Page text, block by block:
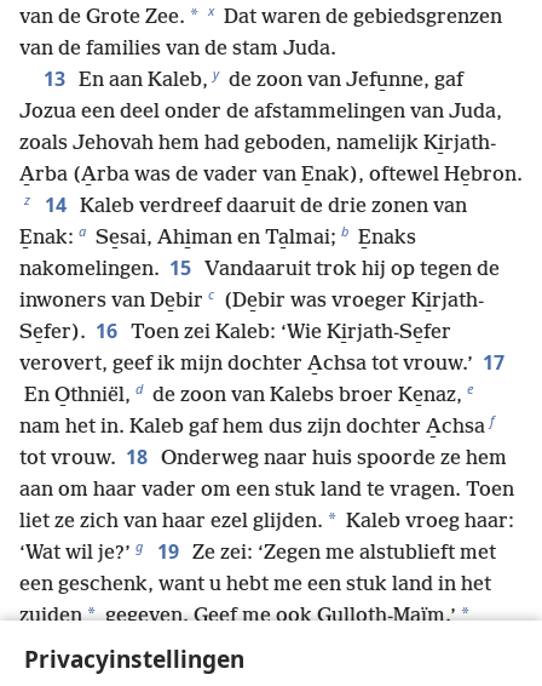
Privacyinstellingen
van de Grote Zee. * x Dat waren de gebiedsgrenzen
van de families van de stam Juda.
13 En aan Kaleb, y de zoon van Jefu̱nne, gaf
Jozua een deel onder de afstammelingen van Juda,
zoals Jehovah hem had geboden, namelijk Ki̱rjath-
A̱rba (A̱rba was de vader van E̱nak), oftewel He̱bron.
z 14 Kaleb verdreef daaruit de drie zonen van
E̱nak: a Se̱sai, Ahi̱man en Ta̱lmai; b E̱naks
nakomelingen. 15 Vandaaruit trok hij op tegen de
inwoners van De̱bir c (De̱bir was vroeger Ki̱rjath-
Se̱fer). 16 Toen zei Kaleb: ‘Wie Ki̱rjath-Se̱fer
verovert, geef ik mijn dochter A̱chsa tot vrouw.’ 17
En O̱thniël, d de zoon van Kalebs broer Ke̱naz, e
nam het in. Kaleb gaf hem dus zijn dochter A̱chsa f
tot vrouw. 18 Onderweg naar huis spoorde ze hem
aan om haar vader om een stuk land te vragen. Toen
liet ze zich van haar ezel glijden. * Kaleb vroeg haar:
‘Wat wil je?’ g 19 Ze zei: ‘Zegen me alstublieft met
een geschenk, want u hebt me een stuk land in het
zuiden * gegeven. Geef me ook Gu̱lloth-Ma̱ïm.’ *
Daarom gaf hij haar Hoog-Gu̱lloth en Laag-Gu̱lloth.
Dit was het erfdeel van de families van de stam